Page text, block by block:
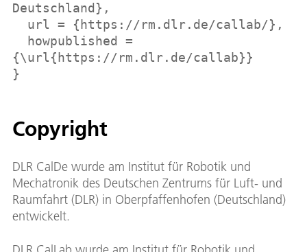
Deutschland},
url = {https://rm.dlr.de/callab/},
howpublished =
{\url{https://rm.dlr.de/callab}}
}
Copyright
DLR CalDe wurde am Institut für Robotik und
Mechatronik des Deutschen Zentrums für Luft- und
Raumfahrt (DLR) in Oberpfaffenhofen (Deutschland)
entwickelt.